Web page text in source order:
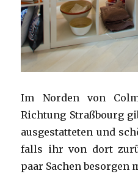
Im Norden von
Richtung Straßbourg
ausgestatteten und
falls ihr von dort
paar Sachen besorgen